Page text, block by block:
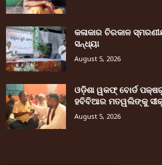
କଳାକାର ଚିରକାଳ
ସନ୍ଧ୍ୟା
August 5, 2026
ଓଡ଼ିଶା ୱକଫ୍ ବୋର୍ଡ
ହବିବିଆର ମତୱଲିଙ୍କୁ
August 5, 2026